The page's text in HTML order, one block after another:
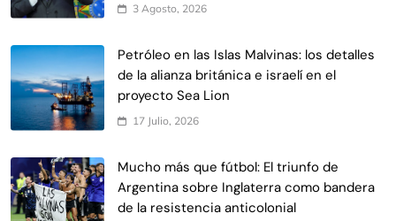
3 Agosto, 2026
Petróleo en las Islas Malvinas: los detalles
de la alianza británica e israelí en el
proyecto Sea Lion
17 Julio, 2026
Mucho más que fútbol: El triunfo de
Argentina sobre Inglaterra como bandera
de la resistencia anticolonial